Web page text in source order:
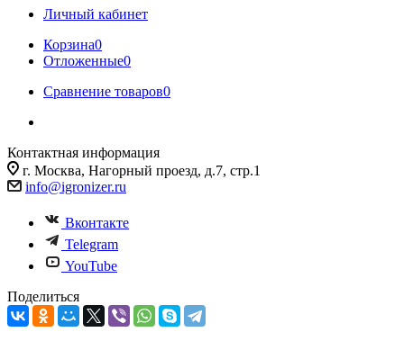
Личный кабинет
Корзина0
Отложенные0
Сравнение товаров0
Контактная информация
г. Москва, Нагорный проезд, д.7, стр.1
info@igronizer.ru
Вконтакте
Telegram
YouTube
Поделиться